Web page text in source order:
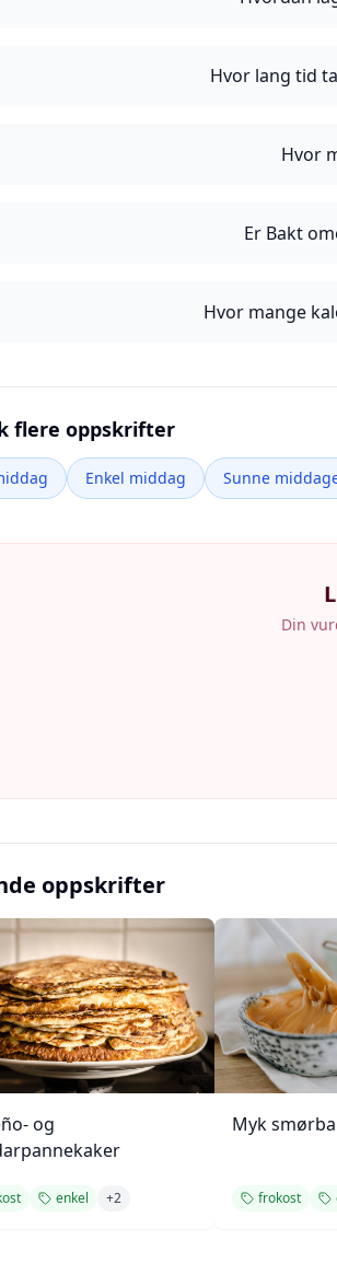
Hvor lang tid
Hvor
Er Bakt
Hvor mange
flere oppskrifter
Enkel middag Sunne
Din
oppskrifter
og
enkel +2
Myk
frokost